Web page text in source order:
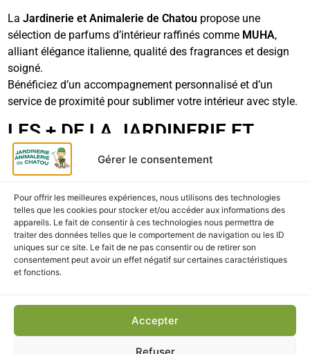
Gérer le consentement
Pour offrir les meilleures expériences, nous utilisons des technologies
telles que les cookies pour stocker et/ou accéder aux informations des
appareils. Le fait de consentir à ces technologies nous permettra de
traiter des données telles que le comportement de navigation ou les ID
uniques sur ce site. Le fait de ne pas consentir ou de retirer son
consentement peut avoir un effet négatif sur certaines caractéristiques
et fonctions.
Accepter
Refuser
LaJardinerie et Animalerie de Chatou propose une
sélection de parfums d’intérieur raffinés comme MUHA,
alliant élégance italienne, qualité des fragrances et design
soigné.
Bénéficiez d’un accompagnement personnalisé et d’un
service de proximité pour sublimer votre intérieur avec style.
LES + DE LA JARDINERIE ET
ANIMALERIE DE CHATOU
Large choix de parfums disponibles immédiatement
Conseils d’experts en bien-être et décoration
Retrait rapide et pratique sur place
à la Jardinerie et Animalerie de